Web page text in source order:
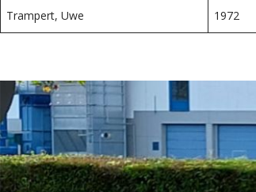
Trampert, Uwe 1972